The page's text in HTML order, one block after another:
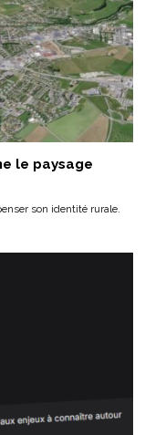
le paysage
son identité rurale.